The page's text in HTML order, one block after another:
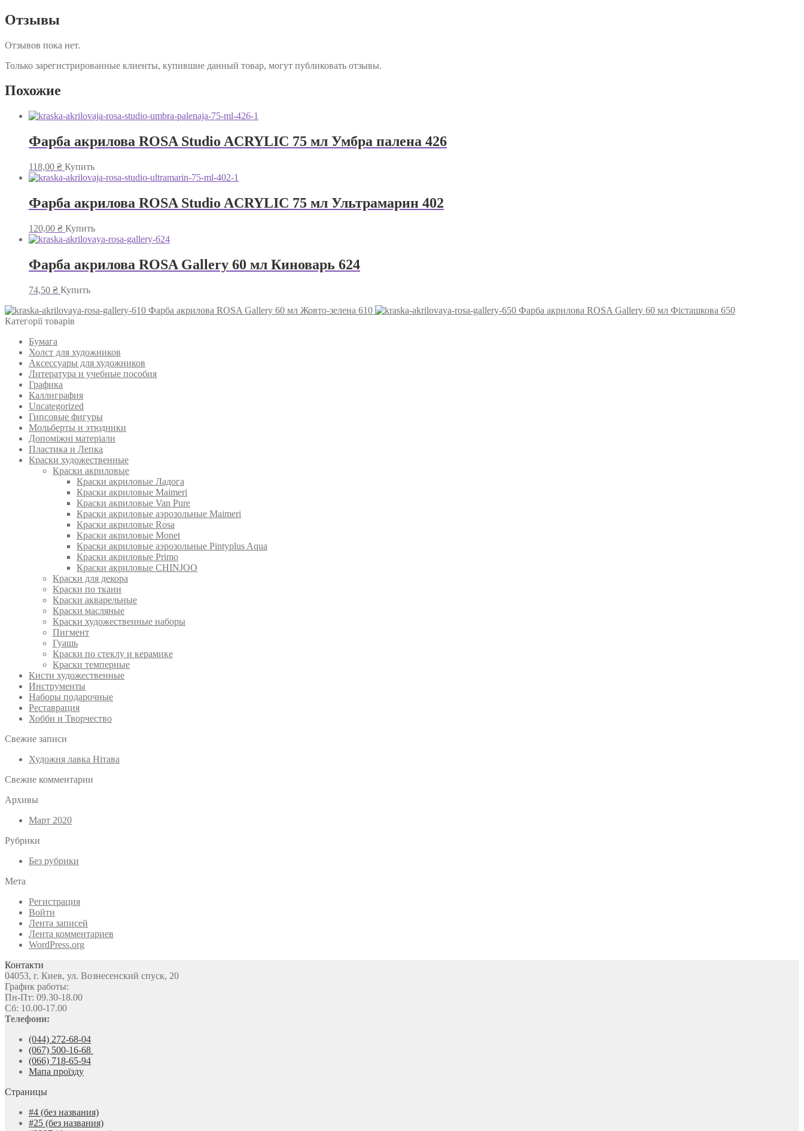
Отзывы
Отзывов пока нет.
Только зарегистрированные клиенты, купившие данный товар, могут публиковать отзывы.
Похожие
Фарба акрилова ROSA Studio ACRYLIC 75 мл Умбра палена 426
118,00 ₴ Купить
Фарба акрилова ROSA Studio ACRYLIC 75 мл Ультрамарин 402
120,00 ₴ Купить
Фарба акрилова ROSA Gallery 60 мл Киноварь 624
74,50 ₴ Купить
Фарба акрилова ROSA Gallery 60 мл Жовто-зелена 610
Фарба акрилова ROSA Gallery 60 мл Фісташкова 650
Категорії товарів
Бумага
Холст для художников
Аксессуары для художников
Литература и учебные пособия
Графика
Каллиграфия
Uncategorized
Гипсовые фигуры
Мольберты и этюдники
Допоміжні матеріали
Пластика и Лепка
Краски художественные
Краски акриловые
Краски акриловые Ладога
Краски акриловые Maimeri
Краски акриловые Van Pure
Краски акриловые аэрозольные Maimeri
Краски акриловые Rosa
Краски акриловые Monet
Краски акриловые аэрозольные Pintyplus Aqua
Краски акриловые Primo
Краски акриловые CHINJOO
Краски для декора
Краски по ткани
Краски акварельные
Краски масляные
Краски художественные наборы
Пигмент
Гуашь
Краски по стеклу и керамике
Краски темперные
Кисти художественные
Инструменты
Наборы подарочные
Реставрация
Хобби и Творчество
Свежие записи
Художня лавка Нітава
Свежие комментарии
Архивы
Март 2020
Рубрики
Без рубрики
Мета
Регистрация
Войти
Лента записей
Лента комментариев
WordPress.org
Контакти
04053, г. Киев, ул. Вознесенский спуск, 20
График работы:
Пн-Пт: 09.30-18.00
Сб: 10.00-17.00
Телефони:
(044) 272-68-04
(067) 500-16-68
(066) 718-65-94
Мапа проїзду
Страницы
#4 (без названия)
#25 (без названия)